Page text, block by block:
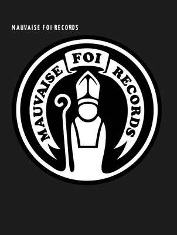
MAUVAISE FOI RECORDS